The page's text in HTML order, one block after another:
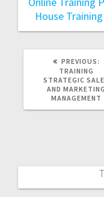
House
PREVIOUS:
TRAINING
STRATEGIC
AND MARKETING
MANAGEMENT